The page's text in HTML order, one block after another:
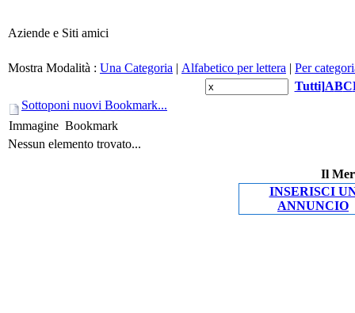
Aziende e Siti amici
Mostra Modalità : Una Categoria | Alfabetico per lettera | Per
Tutti]ABC
Sottoponi nuovi Bookmark...
Immagine Bookmark
Nessun elemento trovato...
Il
INSERISCI
ANNUNCIO